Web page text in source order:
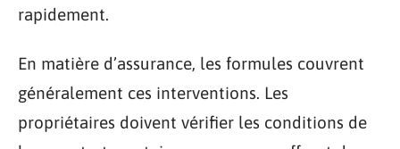
rapidement.
En matière d’assurance, les formules couvrent
généralement ces interventions. Les
propriétaires doivent vérifier les conditions de